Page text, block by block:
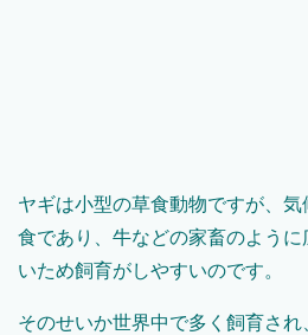
ヤギは小型の草食動物ですが、
食であり、牛などの家畜のよう
いため飼育がしやすいのです。
そのせいか世界中で多く飼育され